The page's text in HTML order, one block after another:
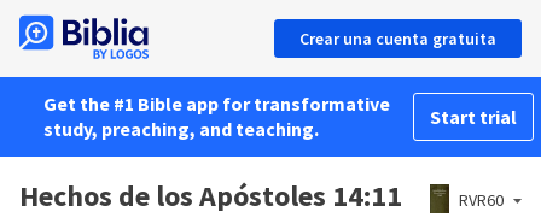
Crear una cuenta gratuita
Get the #1 Bible app for transformative
study, preaching, and teaching.
Start trial
Hechos de los Apóstoles 14:11 RVR60